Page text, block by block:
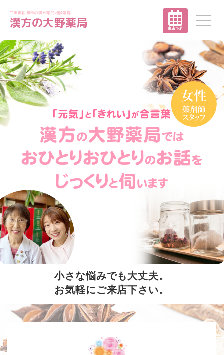
三重県松阪市の漢方専門相談薬局
漢方の大野薬局 来店予約
小さな悩みでも大丈夫。
お気軽にご来店下さい。